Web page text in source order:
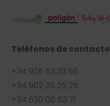
Teléfonos de contacto
+34 925 53 33 66
+34 902 35 25 25
+34 630 06 63 71